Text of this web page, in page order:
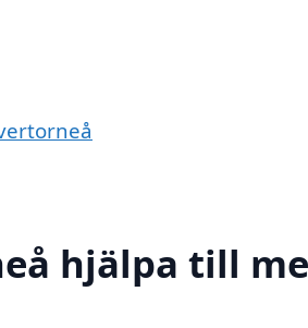
hjälpa till